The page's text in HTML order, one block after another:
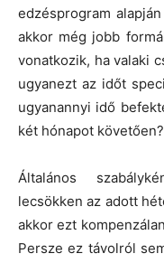
edzésprogram
akkor még jobb
vonatkozik, ha valaki
ugyanezt az időt
ugyanannyi idő
két hónapot követően?
Általános
lecsökken az adott
akkor ezt
Persze ez távolról